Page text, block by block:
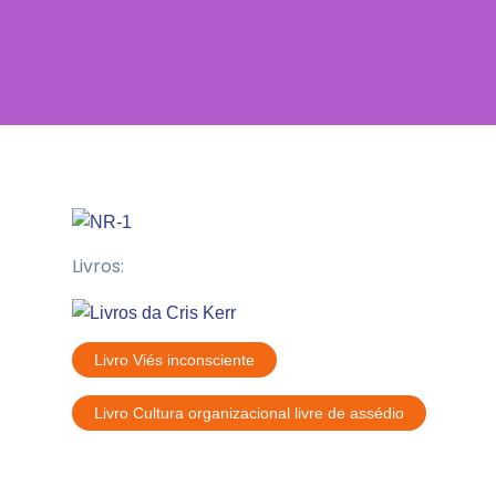
Livros:
Livro Viés inconsciente
Livro Cultura organizacional livre de assédio